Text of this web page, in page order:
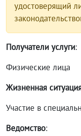
удостоверящий
Получатели услуги:
Физические лица
Жизненная
Участие в
Ведомство: